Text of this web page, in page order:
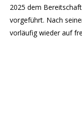
2025 dem
vorgeführt. Nach
vorläufig wieder auf